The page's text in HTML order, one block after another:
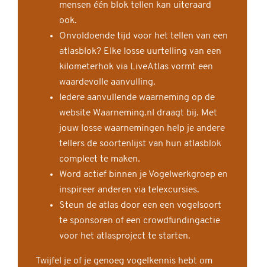
mensen één blok tellen kan uiteraard
ook.
Onvoldoende tijd voor het tellen van een
atlasblok? Elke losse uurtelling van een
kilometerhok via LiveAtlas vormt een
waardevolle aanvulling.
Iedere aanvullende waarneming op de
website Waarneming.nl draagt bij. Met
jouw losse waarnemingen help je andere
tellers de soortenlijst van hun atlasblok
compleet te maken.
Word actief binnen je Vogelwerkgroep en
inspireer anderen via telexcursies.
Steun de atlas door een een vogelsoort
te sponsoren of een crowdfundingactie
voor het atlasproject te starten.
Twijfel je of je genoeg vogelkennis hebt om